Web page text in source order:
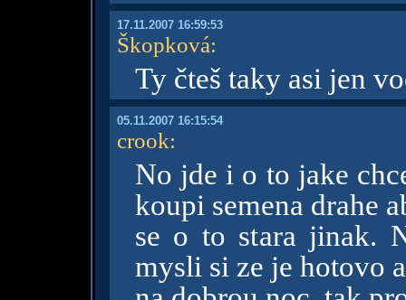
17.11.2007 16:59:53
Škopková:
Ty čteš taky asi jen
05.11.2007 16:15:54
crook:
No jde i o to jake
koupi semena drahe
se o to stara jinak.
mysli si ze je hotovo